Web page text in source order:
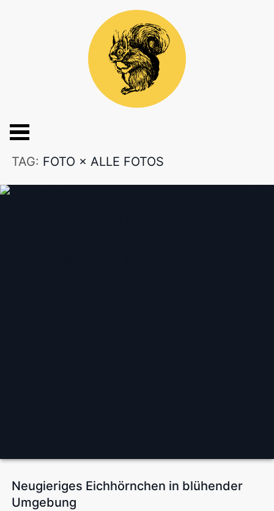
TAG: FOTO × ALLE FOTOS
Neugieriges Eichhörnchen in blühender
Umgebung